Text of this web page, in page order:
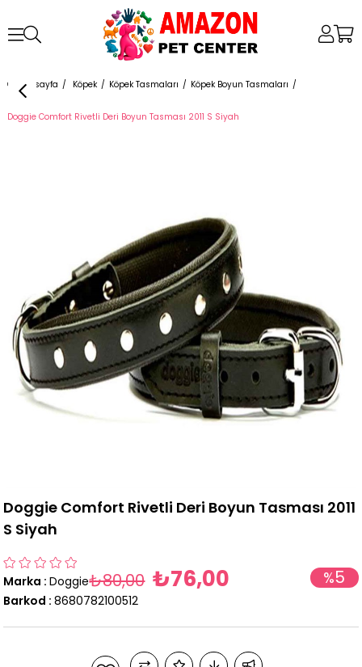
Anasayfa Köpek Köpek Tasmaları Köpek Boyun Tasmaları
Doggie Comfort Rivetli Deri Boyun Tasması 2011 S Siyah
Doggie Comfort Rivetli Deri Boyun Tasması 2011
S Siyah
Marka : Doggie %5
₺80,00 ₺76,00
Barkod : 8680782100512